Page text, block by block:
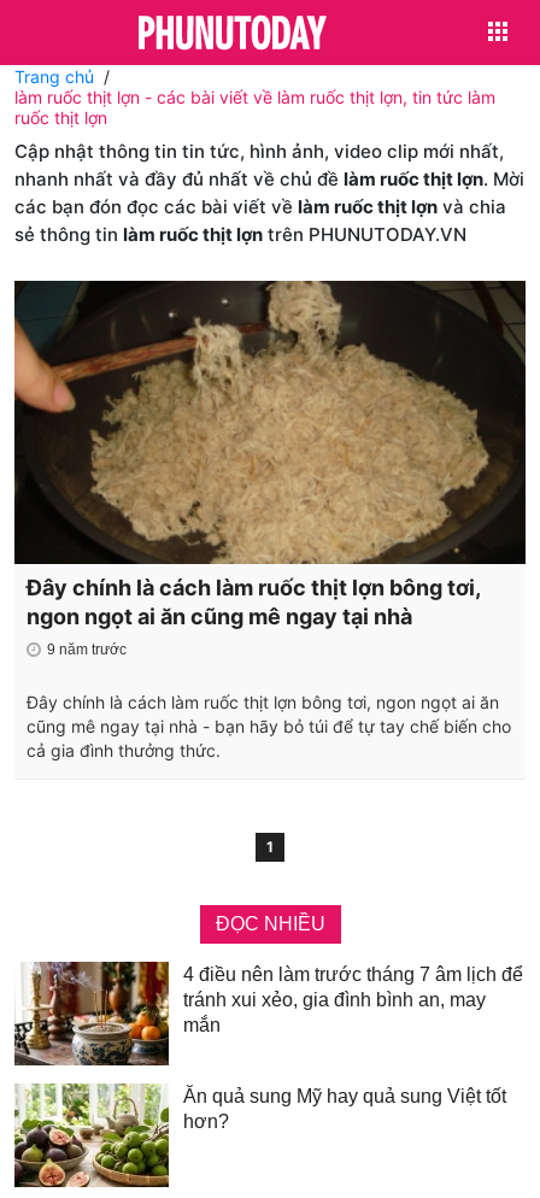
Trang chủ
làm ruốc thịt lợn - các bài viết về làm ruốc thịt lợn, tin tức làm
ruốc thịt lợn
Cập nhật thông tin tin tức, hình ảnh, video clip mới nhất,
nhanh nhất và đầy đủ nhất về chủ đề làm ruốc thịt lợn. Mời
các bạn đón đọc các bài viết về làm ruốc thịt lợn và chia
sẻ thông tin làm ruốc thịt lợn trên PHUNUTODAY.VN
Đây chính là cách làm ruốc thịt lợn bông tơi,
ngon ngọt ai ăn cũng mê ngay tại nhà
9 năm trước
Đây chính là cách làm ruốc thịt lợn bông tơi, ngon ngọt ai ăn
cũng mê ngay tại nhà - bạn hãy bỏ túi để tự tay chế biến cho
cả gia đình thưởng thức.
1
ĐỌC NHIỀU
4 điều nên làm trước tháng 7 âm lịch để
tránh xui xẻo, gia đình bình an, may
mắn
Ăn quả sung Mỹ hay quả sung Việt tốt
hơn?